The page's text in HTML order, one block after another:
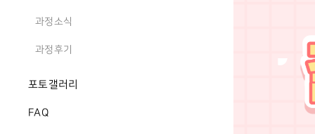
과정소식
과정후기
포토갤러리
FAQ